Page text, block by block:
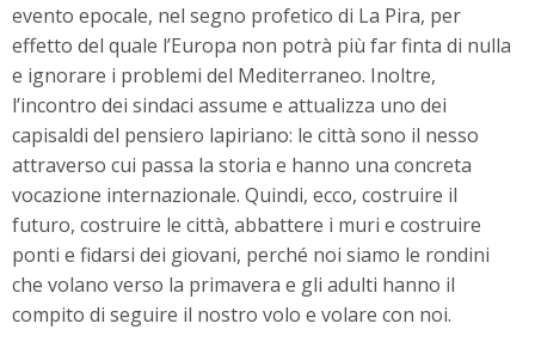
evento epocale, nel segno profetico di La Pira, per
effetto del quale l’Europa non potrà più far finta di nulla
e ignorare i problemi del Mediterraneo. Inoltre,
l’incontro dei sindaci assume e attualizza uno dei
capisaldi del pensiero lapiriano: le città sono il nesso
attraverso cui passa la storia e hanno una concreta
vocazione internazionale. Quindi, ecco, costruire il
futuro, costruire le città, abbattere i muri e costruire
ponti e fidarsi dei giovani, perché noi siamo le rondini
che volano verso la primavera e gli adulti hanno il
compito di seguire il nostro volo e volare con noi.